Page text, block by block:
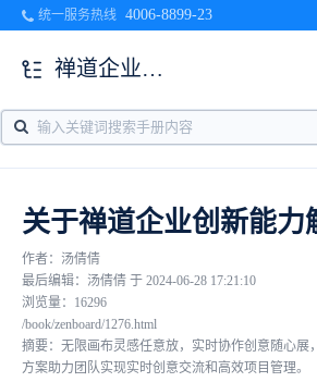
统一服务热线 4006-8899-23
禅道企业创新能力解决方案介绍
关于禅道企业创新能力
作者：汤倩倩
最后编辑：汤倩倩 于 2024-06-28 17:21:10
浏览量：16296
/book/zenboard/1276.html
摘要：无限画布灵感任意放，实时协作创意随心展
方案助力团队实现实时创意交流和高效项目管理。